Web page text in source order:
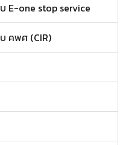
E-one stop service
คพศ (CIR)